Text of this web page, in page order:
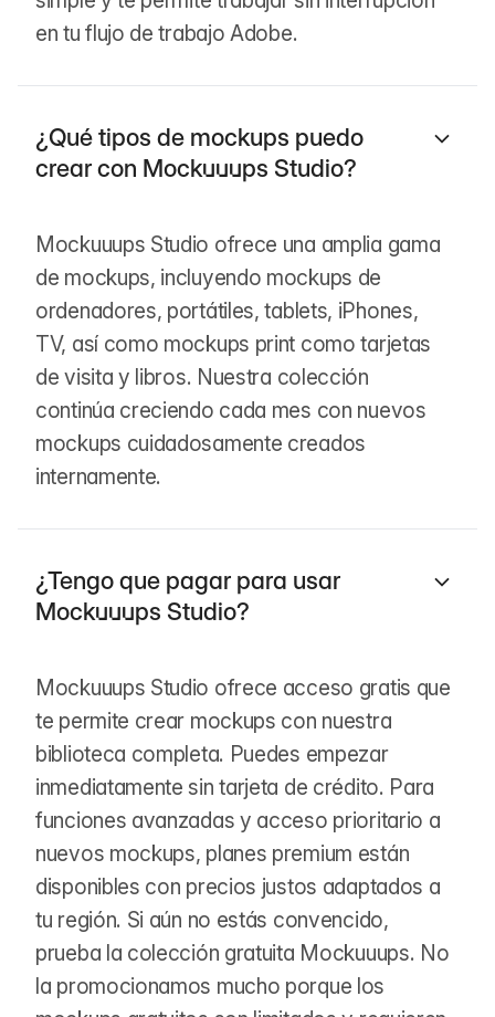
en tu flujo de trabajo Adobe.
¿Qué tipos de mockups puedo
crear con Mockuuups Studio?
Mockuuups Studio ofrece una amplia gama
de mockups, incluyendo mockups de
ordenadores, portátiles, tablets, iPhones,
TV, así como mockups print como tarjetas
de visita y libros. Nuestra colección
continúa creciendo cada mes con nuevos
mockups cuidadosamente creados
internamente.
¿Tengo que pagar para usar
Mockuuups Studio?
Mockuuups Studio ofrece acceso gratis que
te permite crear mockups con nuestra
biblioteca completa. Puedes empezar
inmediatamente sin tarjeta de crédito. Para
funciones avanzadas y acceso prioritario a
nuevos mockups, planes premium están
disponibles con precios justos adaptados a
tu región. Si aún no estás convencido,
prueba la colección gratuita Mockuuups. No
la promocionamos mucho porque los